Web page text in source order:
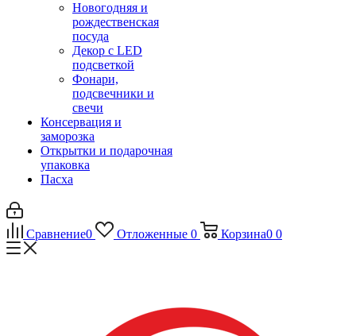
Новогодняя и
рождественская
посуда
Декор с LED
подсветкой
Фонари,
подсвечники и
свечи
Консервация и
заморозка
Открытки и подарочная
упаковка
Пасха
Сравнение0 Отложенные 0 Корзина0 0